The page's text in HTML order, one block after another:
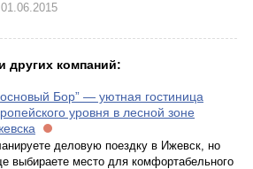
01.06.2015
других компаний:
Бор” — уютная гостиница
уровня в лесной зоне
деловую поездку в Ижевск, но
выбираете место для комфортабельного